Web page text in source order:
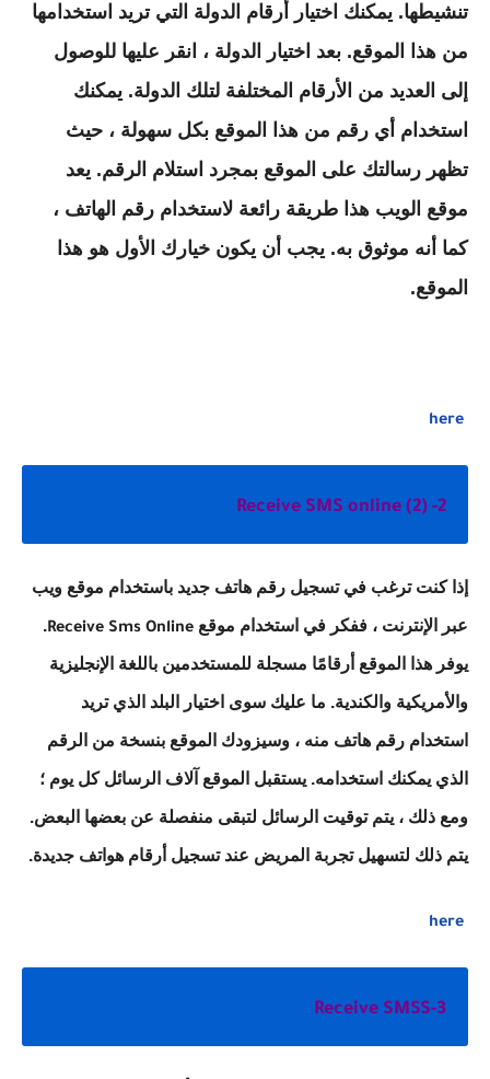
تنشيطها. يمكنك اختيار أرقام الدولة التي تريد استخدامها
من هذا الموقع. بعد اختيار الدولة ، انقر عليها للوصول
إلى العديد من الأرقام المختلفة لتلك الدولة. يمكنك
استخدام أي رقم من هذا الموقع بكل سهولة ، حيث
تظهر رسالتك على الموقع بمجرد استلام الرقم. يعد
موقع الويب هذا طريقة رائعة لاستخدام رقم الهاتف ،
كما أنه موثوق به. يجب أن يكون خيارك الأول هو هذا
الموقع.
here
2- Receive SMS online (2)
إذا كنت ترغب في تسجيل رقم هاتف جديد باستخدام موقع ويب
عبر الإنترنت ، ففكر في استخدام موقع Receive Sms Online
.
يوفر هذا الموقع أرقامًا مسجلة للمستخدمين باللغة الإنجليزية
والأمريكية والكندية. ما عليك سوى اختيار البلد الذي تريد
استخدام رقم هاتف منه ، وسيزودك الموقع بنسخة من الرقم
الذي يمكنك استخدامه. يستقبل الموقع آلاف الرسائل كل يوم ؛
ومع ذلك ، يتم توقيت الرسائل لتبقى منفصلة عن بعضها البعض.
يتم ذلك لتسهيل تجربة المريض عند تسجيل أرقام هواتف جديدة.
Receive SMSS-3